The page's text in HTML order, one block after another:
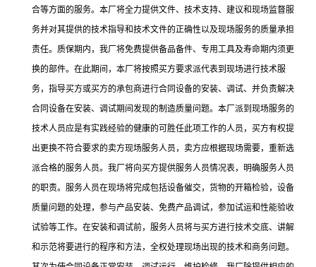
合等方面的服务。本厂将全力提供文件、技术支持、建议和现场监督服
务并对其提供的技术指导和技术文件的正确性以及现场服务的质量承担
责任。质保期内，我厂将免费提供备品备件、专用工具及寿命期内须更
换的部件。在此期间，本厂将按照买方要求派代表到现场进行技术服
务，指导买方或买方的承包商进行合同设备的安装、调试、并负责解决
合同设备在安装、调试期间发现的制造质量问题。本厂派到现场服务的
技术人员应是有实践经验的健康的可胜任此项工作的人员，买方有权提
出更换不符合要求的卖方现场服务人员，卖方应根据现场需要，重新选
派合格的服务人员。我厂将向买方提供服务人员情况表，明确服务人员
的职责。服务人员在现场将完成包括设备催交，货物的开箱检验，设备
质量问题的处理，参与产品安装、免费产品调试，参加试运和性能验收
试验等工作。在安装和调试前，服务人员将与买方进行技术交底、讲解
和示范将要进行的程序和方法，全权处理现场出现的技术和商务问题。